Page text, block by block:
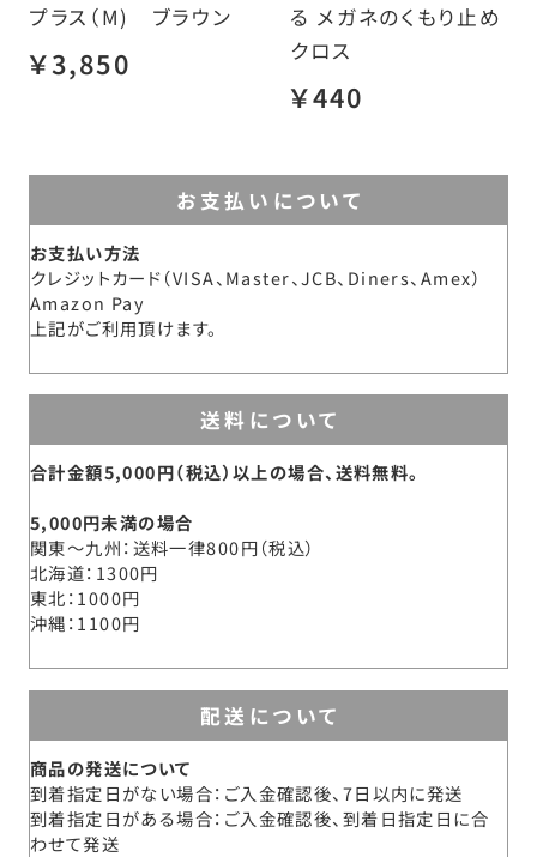
プラス（M) ブラウン
￥3,850
る メガネのくもり止め
クロス
￥440
お支払いについて
お支払い方法
クレジットカード（VISA、Master、JCB、Diners、Amex）
Amazon Pay
上記がご利用頂けます。
送料について
合計金額5,000円（税込）以上の場合、送料無料。
5,000円未満の場合
関東～九州 送料一律800円（税込）
北海道 1300円
東北 1000円
沖縄 1100円
配送について
商品の発送について
到着指定日がない場合：ご入金確認後、7日以内に発送
到着指定日がある場合：ご入金確認後、到着日指定日に合
わせて発送